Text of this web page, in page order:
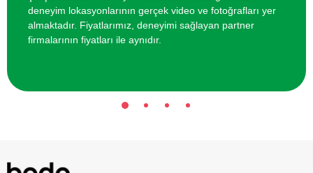
deneyim lokasyonlarının gerçek video ve fotoğrafları yer
almaktadır. Fiyatlarımız, deneyimi sağlayan partner
firmalarının fiyatları ile aynıdır.